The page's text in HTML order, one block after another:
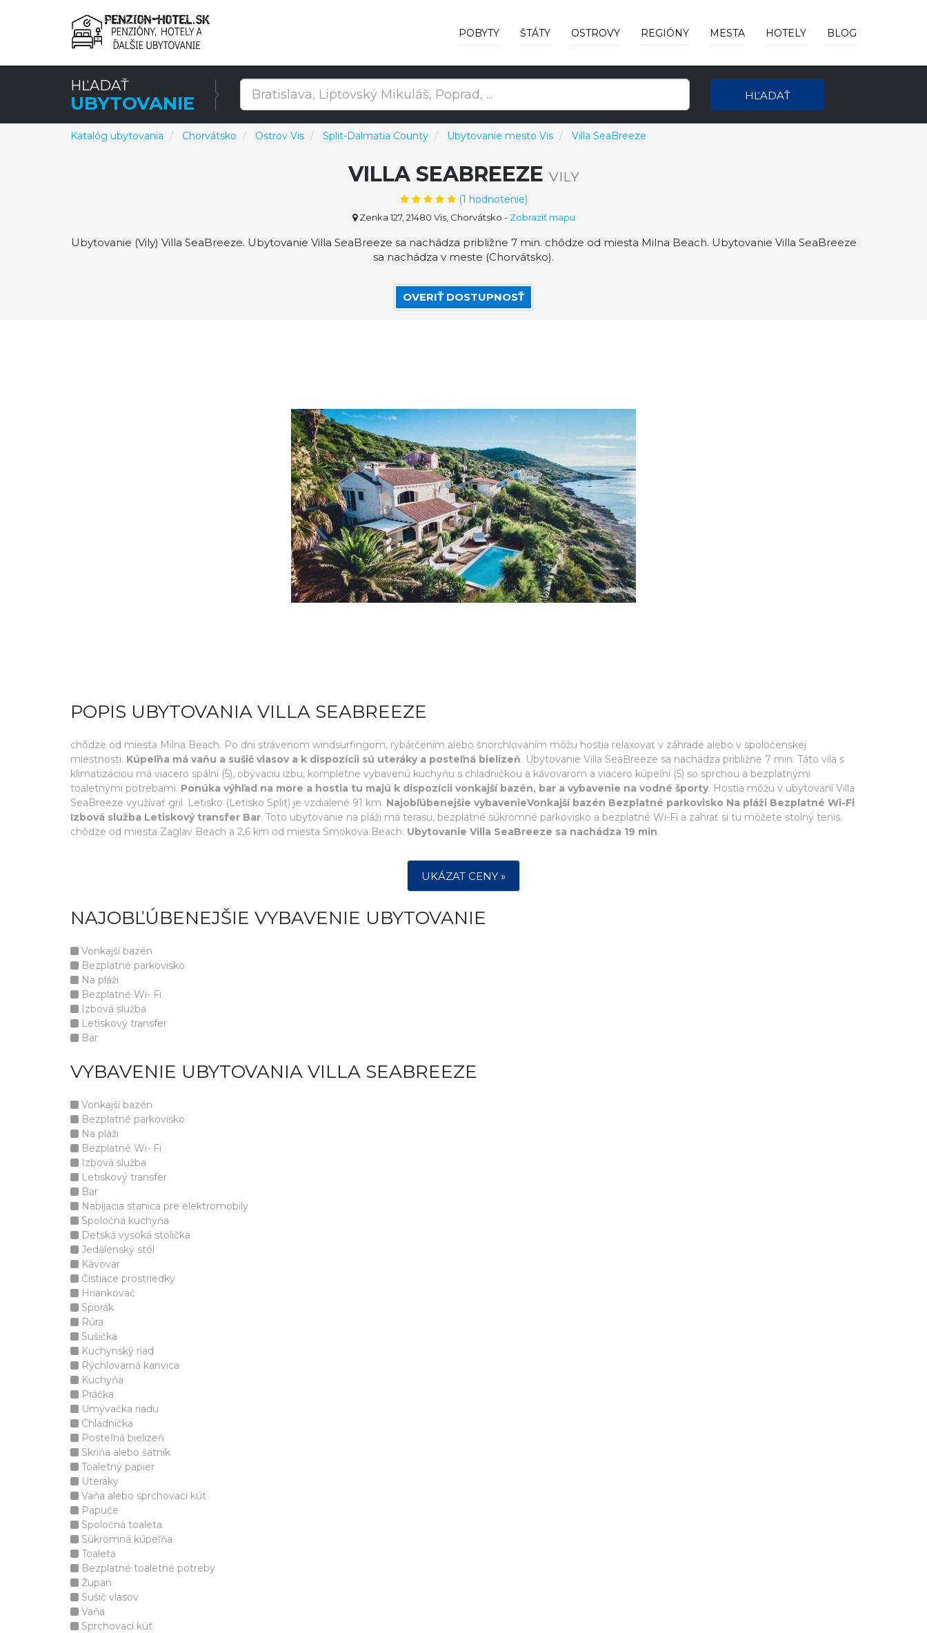
POBYTY ŠTÁTY OSTROVY REGIÓNY MESTA HOTELY BLOG
HĽADAŤ
UBYTOVANIE HĽADAŤ
Katalóg ubytovania Chorvátsko Ostrov Vis Split-Dalmatia County Ubytovanie mesto Vis Villa SeaBreeze
VILLA SEABREEZE VILY
(1 hodnotenie)
Zenka 127, 21480 Vis, Chorvátsko - Zobraziť mapu
Ubytovanie (Vily) Villa SeaBreeze. Ubytovanie Villa SeaBreeze sa nachádza približne 7 min. chôdze od miesta Milna Beach. Ubytovanie Villa SeaBreeze
sa nachádza v meste (Chorvátsko).
OVERIŤ DOSTUPNOSŤ
POPIS UBYTOVANIA VILLA SEABREEZE
chôdze od miesta Milna Beach. Po dni strávenom windsurfingom, rybárčením alebo šnorchlovaním môžu hostia relaxovať v záhrade alebo v spoločenskej
miestnosti. Kúpeľňa má vaňu a sušič vlasov a k dispozícii sú uteráky a posteľná bielizeň. Ubytovanie Villa SeaBreeze sa nachádza približne 7 min. Táto vila s
klimatizáciou má viacero spální (5), obývaciu izbu, kompletne vybavenú kuchyňu s chladničkou a kávovarom a viacero kúpeľní (5) so sprchou a bezplatnými
toaletnými potrebami. Ponúka výhľad na more a hostia tu majú k dispozícii vonkajší bazén, bar a vybavenie na vodné športy. Hostia môžu v ubytovaní Villa
SeaBreeze využívať gril. Letisko (Letisko Split) je vzdialené 91 km. Najobľúbenejšie vybavenieVonkajší bazén Bezplatné parkovisko Na pláži Bezplatné Wi-Fi
Izbová služba Letiskový transfer Bar. Toto ubytovanie na pláži má terasu, bezplatné súkromné parkovisko a bezplatné Wi-Fi a zahrať si tu môžete stolný tenis.
chôdze od miesta Zaglav Beach a 2,6 km od miesta Smokova Beach. Ubytovanie Villa SeaBreeze sa nachádza 19 min.
UKÁZAT CENY »
NAJOBĽÚBENEJŠIE VYBAVENIE UBYTOVANIE
Vonkajší bazén
Bezplatné parkovisko
Na pláži
Bezplatné Wi- Fi
Izbová služba
Letiskový transfer
Bar
VYBAVENIE UBYTOVANIA VILLA SEABREEZE
Vonkajší bazén
Bezplatné parkovisko
Na pláži
Bezplatné Wi- Fi
Izbová služba
Letiskový transfer
Bar
Nabíjacia stanica pre elektromobily
Spoločná kuchyňa
Detská vysoká stolička
Jedálenský stôl
Kávovar
Čistiace prostriedky
Hriankovač
Sporák
Rúra
Sušička
Kuchynský riad
Rýchlovarná kanvica
Kuchyňa
Práčka
Umývačka riadu
Chladnička
Posteľná bielizeň
Skriňa alebo šatník
Toaletný papier
Uteráky
Vaňa alebo sprchovací kút
Papuče
Spoločná toaleta
Súkromná kúpeľňa
Toaleta
Bezplatné toaletné potreby
Župan
Sušič vlasov
Vaňa
Sprchovací kút